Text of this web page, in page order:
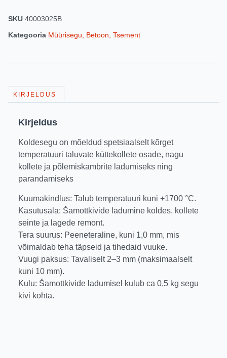
SKU 40003025B
Kategooria Müürisegu, Betoon, Tsement
KIRJELDUS
Kirjeldus
Koldesegu on mõeldud spetsiaalselt kõrget
temperatuuri taluvate küttekollete osade, nagu
kollete ja põlemiskambrite ladumiseks ning
parandamiseks
Kuumakindlus: Talub temperatuuri kuni +1700 °C.
Kasutusala: Šamottkivide ladumine koldes, kollete
seinte ja lagede remont.
Tera suurus: Peeneteraline, kuni 1,0 mm, mis
võimaldab teha täpseid ja tihedaid vuuke.
Vuugi paksus: Tavaliselt 2–3 mm (maksimaalselt
kuni 10 mm).
Kulu: Šamottkivide ladumisel kulub ca 0,5 kg segu
kivi kohta.